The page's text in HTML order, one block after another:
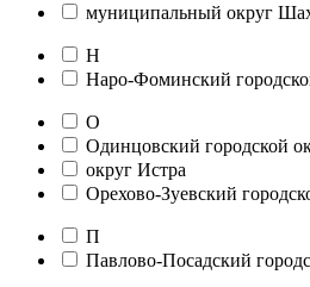
муниципальный округ
Н
Наро-Фоминский
О
Одинцовский городской
округ Истра
Орехово-Зуевский
П
Павлово-Посадский